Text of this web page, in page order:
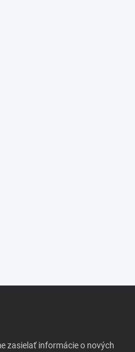
zasielať informácie o nových